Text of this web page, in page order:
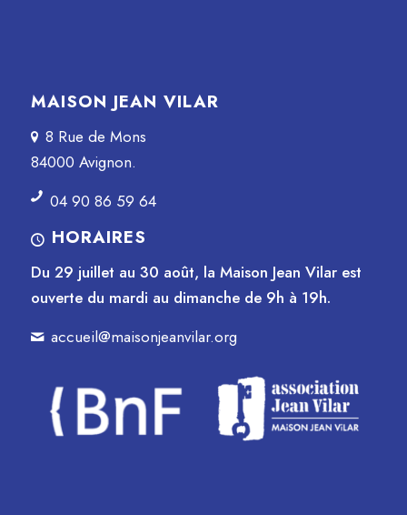
MAISON JEAN VILAR
8 Rue de Mons
84000 Avignon.
04 90 86 59 64
HORAIRES
Du 29 juillet au 30 août, la Maison Jean Vilar est
ouverte du mardi au dimanche de 9h à 19h.
accueil@maisonjeanvilar.org